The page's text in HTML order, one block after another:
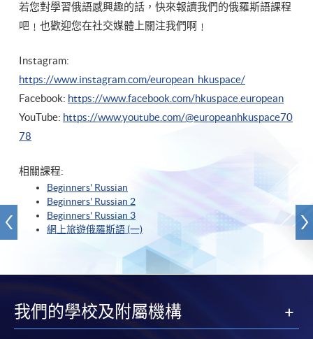
若您對學習俄語感興趣的話，快來報讀我們的俄羅斯語課程
吧﹗也歡迎您在社交媒體上關注我們啊﹗
Instagram:
https://www.instagram.com/european_hkuspace/
Facebook: https://www.facebook.com/hkuspace.european
YouTube: https://www.youtube.com/@europeanhkuspace70
78
相關課程:
Beginners' Russian
Beginners' Russian 2
Beginners' Russian 3
網上旅遊俄羅斯語 (一)
我們的學校及附屬機構